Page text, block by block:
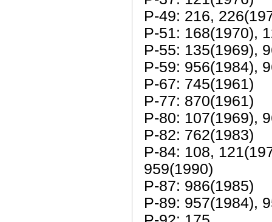
Р-49: 216,
Р-51: 168(1970),
Р-55: 135(1969),
Р-59: 956(1984),
Р-67: 745(1961)
Р-77: 870(1961)
Р-80: 107(1969),
Р-82: 762(1983)
Р-84: 108,
959(1990)
Р-87: 986(1985)
Р-89: 957(1984),